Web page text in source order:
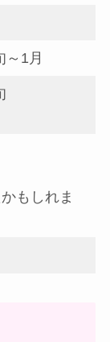
～1月
もしれま